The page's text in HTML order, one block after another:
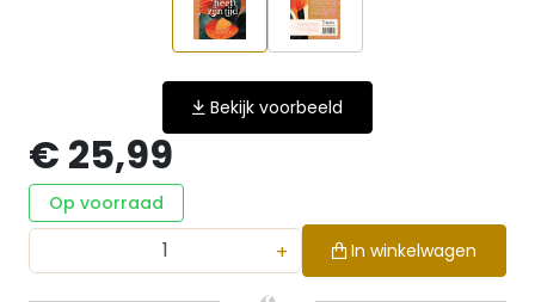
Bekijk voorbeeld
€ 25,99
Op voorraad
+ In winkelwagen